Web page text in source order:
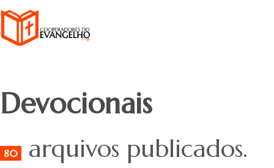
Devocionais
80 arquivos publicados.